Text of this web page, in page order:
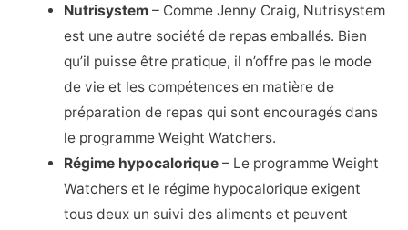
Nutrisystem– Comme Jenny Craig, Nutrisystem
est une autre société de repas emballés. Bien
qu’il puisse être pratique, il n’offre pas le mode
de vie et les compétences en matière de
préparation de repas qui sont encouragés dans
le programme Weight Watchers.
Régime hypocalorique– Le programme Weight
Watchers et le régime hypocalorique exigent
tous deux un suivi des aliments et peuvent